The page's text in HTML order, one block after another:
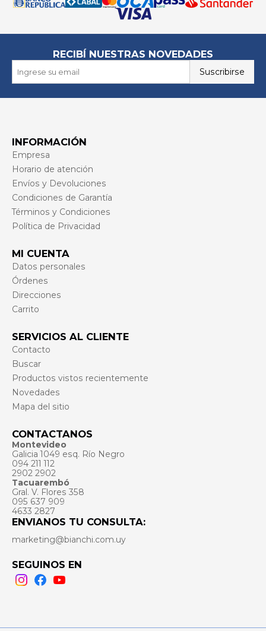
RECIBÍ NUESTRAS NOVEDADES
Suscribirse
INFORMACIÓN
Empresa
Horario de atención
Envíos y Devoluciones
Condiciones de Garantía
Términos y Condiciones
Política de Privacidad
MI CUENTA
Datos personales
Órdenes
Direcciones
Carrito
SERVICIOS AL CLIENTE
Contacto
Buscar
Productos vistos recientemente
Novedades
Mapa del sitio
CONTACTANOS
Montevideo
Galicia 1049 esq. Río Negro
094 211 112
2902 2902
Tacuarembó
Gral. V. Flores 358
095 637 909
4633 2827
ENVIANOS TU CONSULTA:
marketing@bianchi.com.uy
SEGUINOS EN
Instagram
FacebookYoutube